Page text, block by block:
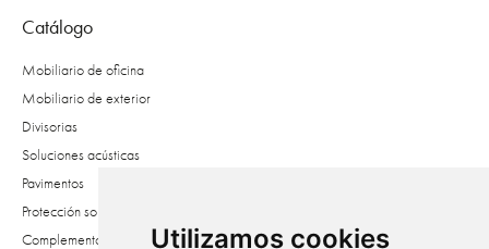
Utilizamos cookies
Catálogo
Mobiliario de oficina
Mobiliario de exterior
Divisorias
Soluciones acústicas
Pavimentos
Protección solar
Complementos